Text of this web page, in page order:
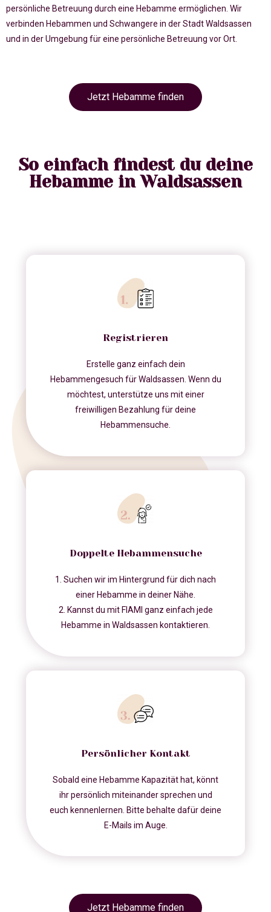
persönliche Betreuung durch eine Hebamme ermöglichen. Wir
verbinden Hebammen und Schwangere in der Stadt Waldsassen
und in der Umgebung für eine persönliche Betreuung vor Ort.
Jetzt Hebamme finden
So einfach findest du deine
Hebamme in Waldsassen
Registrieren
Erstelle ganz einfach dein
Hebammengesuch für Waldsassen. Wenn du
möchtest, unterstütze uns mit einer
freiwilligen Bezahlung für deine
Hebammensuche.
Doppelte Hebammensuche
1. Suchen wir im Hintergrund für dich nach
einer Hebamme in deiner Nähe.
2. Kannst du mit FIAMI ganz einfach jede
Hebamme in Waldsassen kontaktieren.
Persönlicher Kontakt
Sobald eine Hebamme Kapazität hat, könnt
ihr persönlich miteinander sprechen und
euch kennenlernen. Bitte behalte dafür deine
E-Mails im Auge.
Jetzt Hebamme finden